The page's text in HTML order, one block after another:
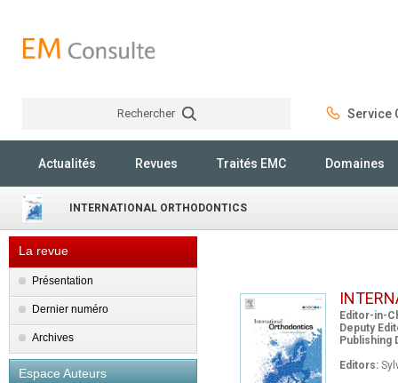
Rechercher Service
Actualités Revues Traités EMC Domaines
INTERNATIONAL ORTHODONTICS
La revue
Présentation
Dernier numéro
Archives
Espace Auteurs
Editor-in-
Deputy
Publishing
Editors: